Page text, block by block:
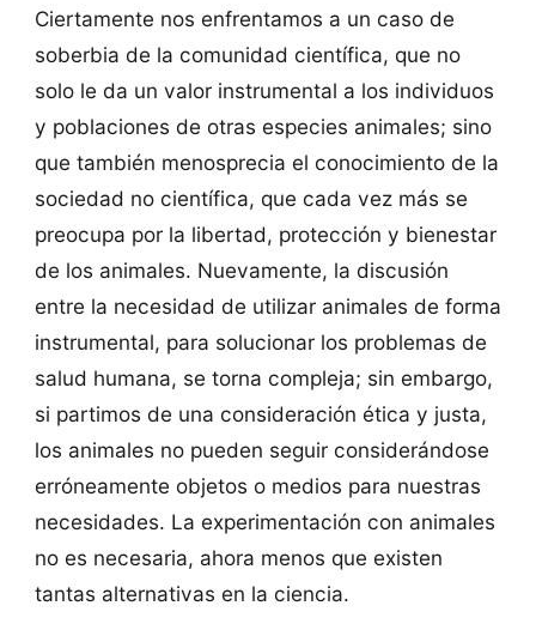
Ciertamente nos enfrentamos a un caso de
soberbia de la comunidad científica, que no
solo le da un valor instrumental a los individuos
y poblaciones de otras especies animales; sino
que también menosprecia el conocimiento de la
sociedad no científica, que cada vez más se
preocupa por la libertad, protección y bienestar
de los animales. Nuevamente, la discusión
entre la necesidad de utilizar animales de forma
instrumental, para solucionar los problemas de
salud humana, se torna compleja; sin embargo,
si partimos de una consideración ética y justa,
los animales no pueden seguir considerándose
erróneamente objetos o medios para nuestras
necesidades. La experimentación con animales
no es necesaria, ahora menos que existen
tantas alternativas en la ciencia.